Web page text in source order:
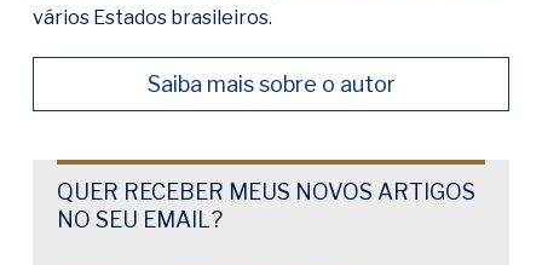
vários Estados brasileiros.
Saiba mais sobre o autor
QUER RECEBER MEUS NOVOS ARTIGOS
NO SEU EMAIL?